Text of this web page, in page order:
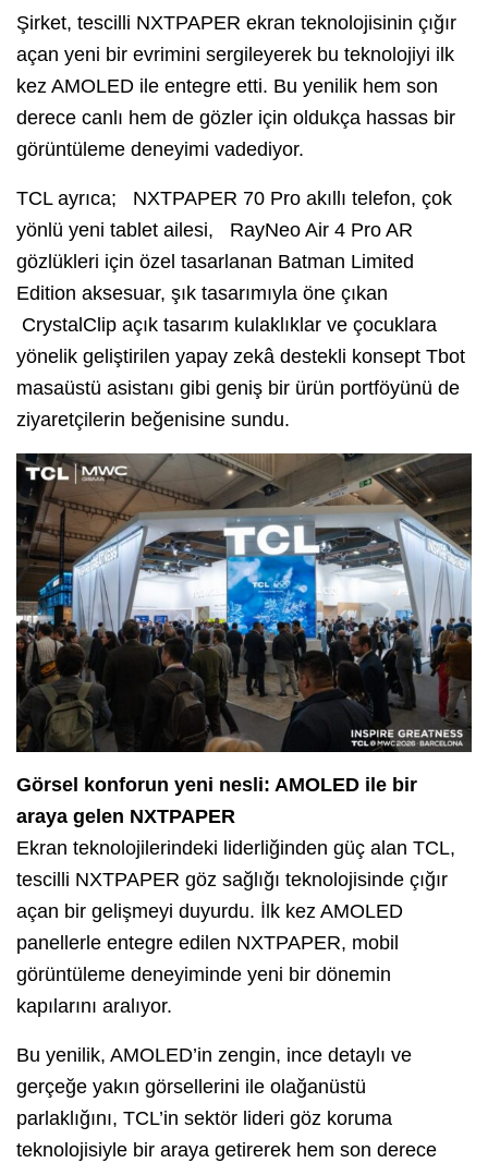
Şirket, tescilli NXTPAPER ekran teknolojisinin çığır
açan yeni bir evrimini sergileyerek bu teknolojiyi ilk
kez AMOLED ile entegre etti. Bu yenilik hem son
derece canlı hem de gözler için oldukça hassas bir
görüntüleme deneyimi vadediyor.
TCL ayrıca; NXTPAPER 70 Pro akıllı telefon, çok
yönlü yeni tablet ailesi, RayNeo Air 4 Pro AR
gözlükleri için özel tasarlanan Batman Limited
Edition aksesuar, şık tasarımıyla öne çıkan
CrystalClip açık tasarım kulaklıklar ve çocuklara
yönelik geliştirilen yapay zekâ destekli konsept Tbot
masaüstü asistanı gibi geniş bir ürün portföyünü de
ziyaretçilerin beğenisine sundu.
Görsel konforun yeni nesli: AMOLED ile bir
araya gelen NXTPAPER
Ekran teknolojilerindeki liderliğinden güç alan TCL,
tescilli NXTPAPER göz sağlığı teknolojisinde çığır
açan bir gelişmeyi duyurdu. İlk kez AMOLED
panellerle entegre edilen NXTPAPER, mobil
görüntüleme deneyiminde yeni bir dönemin
kapılarını aralıyor.
Bu yenilik, AMOLED’in zengin, ince detaylı ve
gerçeğe yakın görsellerini ile olağanüstü
parlaklığını, TCL’in sektör lideri göz koruma
teknolojisiyle bir araya getirerek hem son derece